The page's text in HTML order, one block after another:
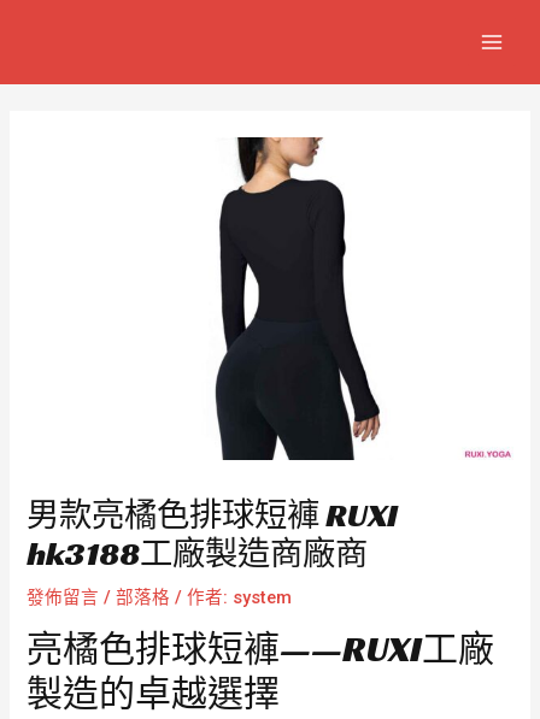
男款亮橘色排球短褲 RUXI
hk3188工廠製造商廠商
發佈留言 /部落格 / 作者: system
亮橘色排球短褲——RUXI工廠
製造的卓越選擇